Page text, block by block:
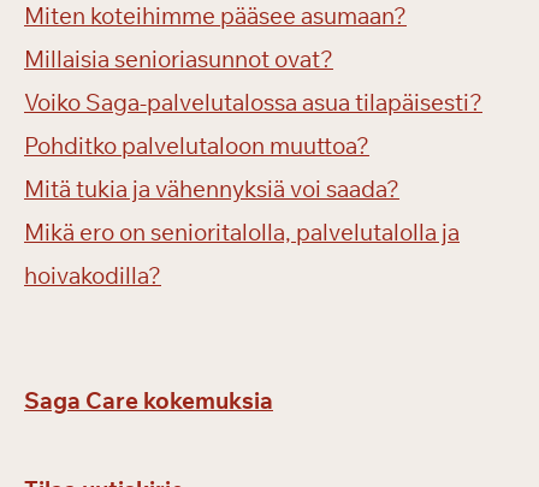
Miten koteihimme pääsee asumaan?
Millaisia senioriasunnot ovat?
Voiko Saga-palvelutalossa asua tilapäisesti?
Pohditko palvelutaloon muuttoa?
Mitä tukia ja vähennyksiä voi saada?
Mikä ero on senioritalolla, palvelutalolla ja
hoivakodilla?
Saga Care kokemuksia